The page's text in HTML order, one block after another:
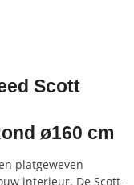
Scott
ø160 cm
platgeweven
interieur. De Scott-